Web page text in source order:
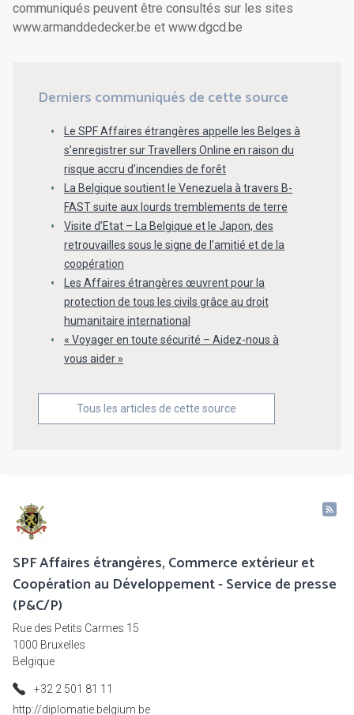
communiqués peuvent être consultés sur les sites
www.armanddedecker.be et www.dgcd.be
Derniers communiqués de cette source
Le SPF Affaires étrangères appelle les Belges à
s’enregistrer sur Travellers Online en raison du
risque accru d’incendies de forêt
La Belgique soutient le Venezuela à travers B-
FAST suite aux lourds tremblements de terre
Visite d’Etat – La Belgique et le Japon, des
retrouvailles sous le signe de l’amitié et de la
coopération
Les Affaires étrangères œuvrent pour la
protection de tous les civils grâce au droit
humanitaire international
« Voyager en toute sécurité – Aidez-nous à
vous aider »
Tous les articles de cette source
SPF Affaires étrangères, Commerce extérieur et
Coopération au Développement - Service de presse
(P&C/P)
Rue des Petits Carmes 15
1000 Bruxelles
Belgique
+32 2 501 81 11
http://diplomatie.belgium.be